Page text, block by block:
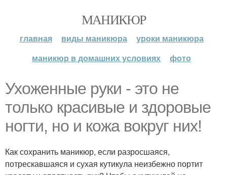
МАНИКЮР
главная виды маникюра
уроки маникюра
маникюр в домашних условиях
фото
Ухоженные руки - это не
только красивые и здоровые
ногти, но и кожа вокруг них!
Как сохранить маникюр, если разросшаяся,
потрескавшаяся и сухая кутикула неизбежно портит